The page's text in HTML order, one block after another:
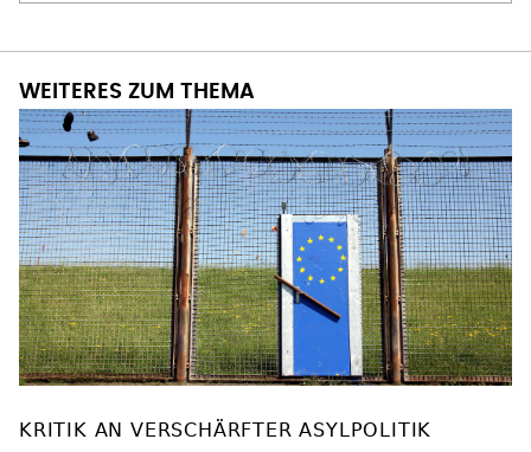
WEITERES ZUM THEMA
KRITIK AN VERSCHÄRFTER ASYLPOLITIK